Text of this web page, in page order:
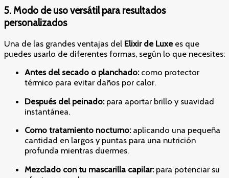
5. Modo de uso versátil para resultados
personalizados
Una de las grandes ventajas del Elixir de Luxees que
puedes usarlo de diferentes formas, según lo que necesites:
Antes del secado o planchado:como protector
térmico para evitar daños por calor.
Después del peinado:para aportar brillo y suavidad
instantánea.
Como tratamiento nocturno:aplicando una pequeña
cantidad en largos y puntas para una nutrición
profunda mientras duermes.
Mezclado con tu mascarilla capilar:para potenciar su